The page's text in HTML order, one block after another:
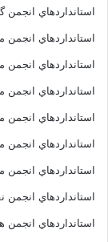
استانداردهاي انجمن
استانداردهاي
استانداردهاي
استانداردهاي انجمن
استانداردهاي انجمن
استانداردهاي
استانداردهاي انجمن
استانداردهاي انجمن
استانداردهاي انجمن